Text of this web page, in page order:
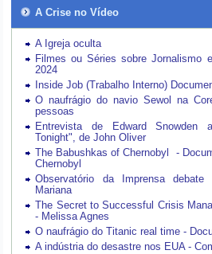
A Crise no Vídeo
A Igreja oculta
Filmes ou Séries sobre Jornalismo
2024
Inside Job (Trabalho Interno)
O naufrágio do navio Sewol na
pessoas
Entrevista de Edward Snowden
Tonight", de John Oliver
The Babushkas of Chernobyl -
Chernobyl
Observatório da Imprensa
Mariana
The Secret to Successful Crisis
- Melissa Agnes
O naufrágio do Titanic real time -
A indústria do desastre nos EUA -